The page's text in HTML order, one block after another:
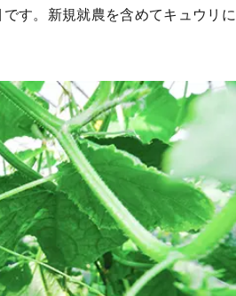
す。新規就農を含めてキュウリに